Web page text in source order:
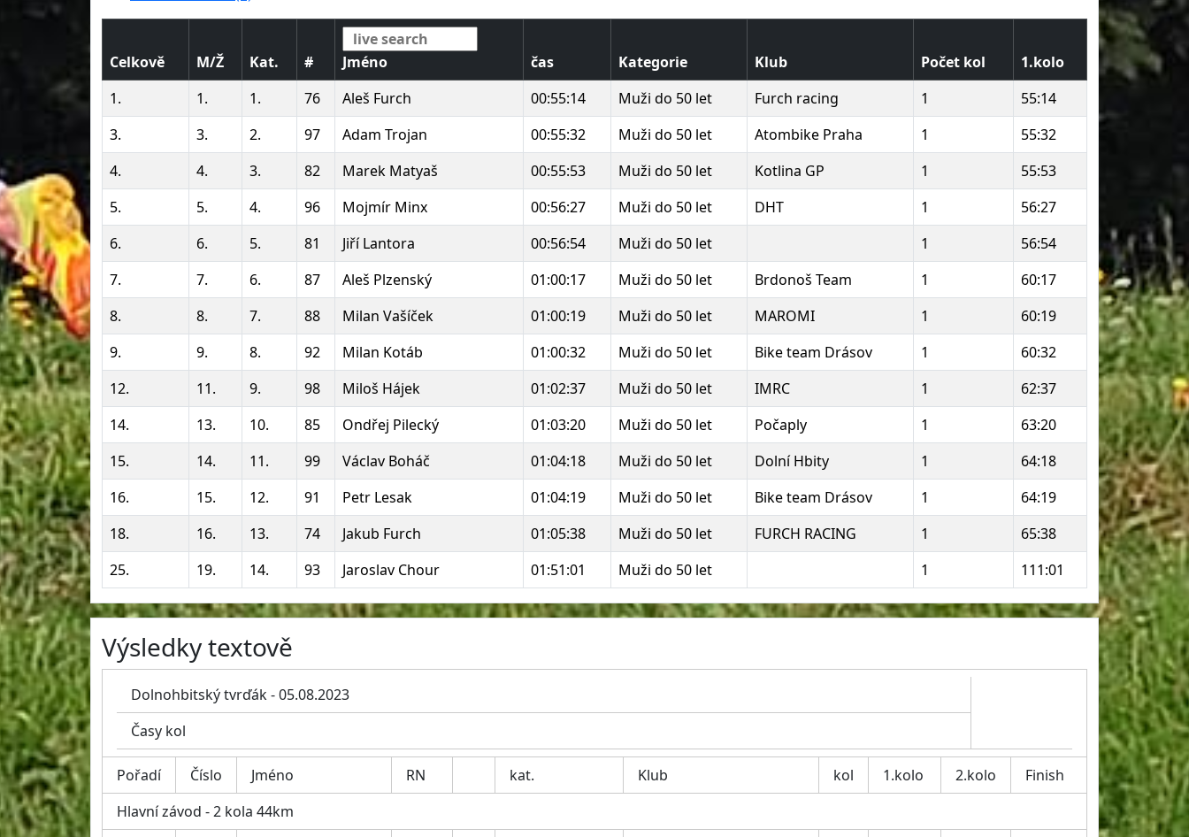
Celkově M/Ž Kat. # Jméno čas Kategorie Klub Počet kol
1.kolo
1.
1. 1. 76 Aleš Furch 00:55:14 Muži do 50 let Furch racing 1
55:14
3.
3. 2. 97 Adam Trojan 00:55:32 Muži do 50 let Atombike Praha 1
55:32
4.
4. 3. 82 Marek Matyaš 00:55:53 Muži do 50 let Kotlina GP 1
55:53
5.
5. 4. 96 Mojmír Minx 00:56:27 Muži do 50 let DHT 1
56:27
6.
6. 5. 81 Jiří Lantora 00:56:54 Muži do 50 let 1
56:54
7.
7. 6. 87 Aleš Plzenský 01:00:17 Muži do 50 let Brdonoš Team 1
60:17
8.
8. 7. 88 Milan Vašíček 01:00:19 Muži do 50 let MAROMI 1
60:19
9.
9. 8. 92 Milan Kotáb 01:00:32 Muži do 50 let Bike team Drásov 1
60:32
12.
11. 9. 98 Miloš Hájek 01:02:37 Muži do 50 let IMRC 1
62:37
14.
13. 10. 85 Ondřej Pilecký 01:03:20 Muži do 50 let Počaply 1
63:20
15.
14. 11. 99 Václav Boháč 01:04:18 Muži do 50 let Dolní Hbity 1
64:18
16.
15. 12. 91 Petr Lesak 01:04:19 Muži do 50 let Bike team Drásov 1
64:19
18.
16. 13. 74 Jakub Furch 01:05:38 Muži do 50 let FURCH RACING 1
65:38
25.
19. 14. 93 Jaroslav Chour 01:51:01 Muži do 50 let 1 111:01
Výsledky textově
Dolnohbitský tvrďák - 05.08.2023
Časy kol
Pořadí Číslo Jméno RN kat. Klub kol 1.kolo 2.kolo
Finish
Hlavní závod - 2 kola 44km